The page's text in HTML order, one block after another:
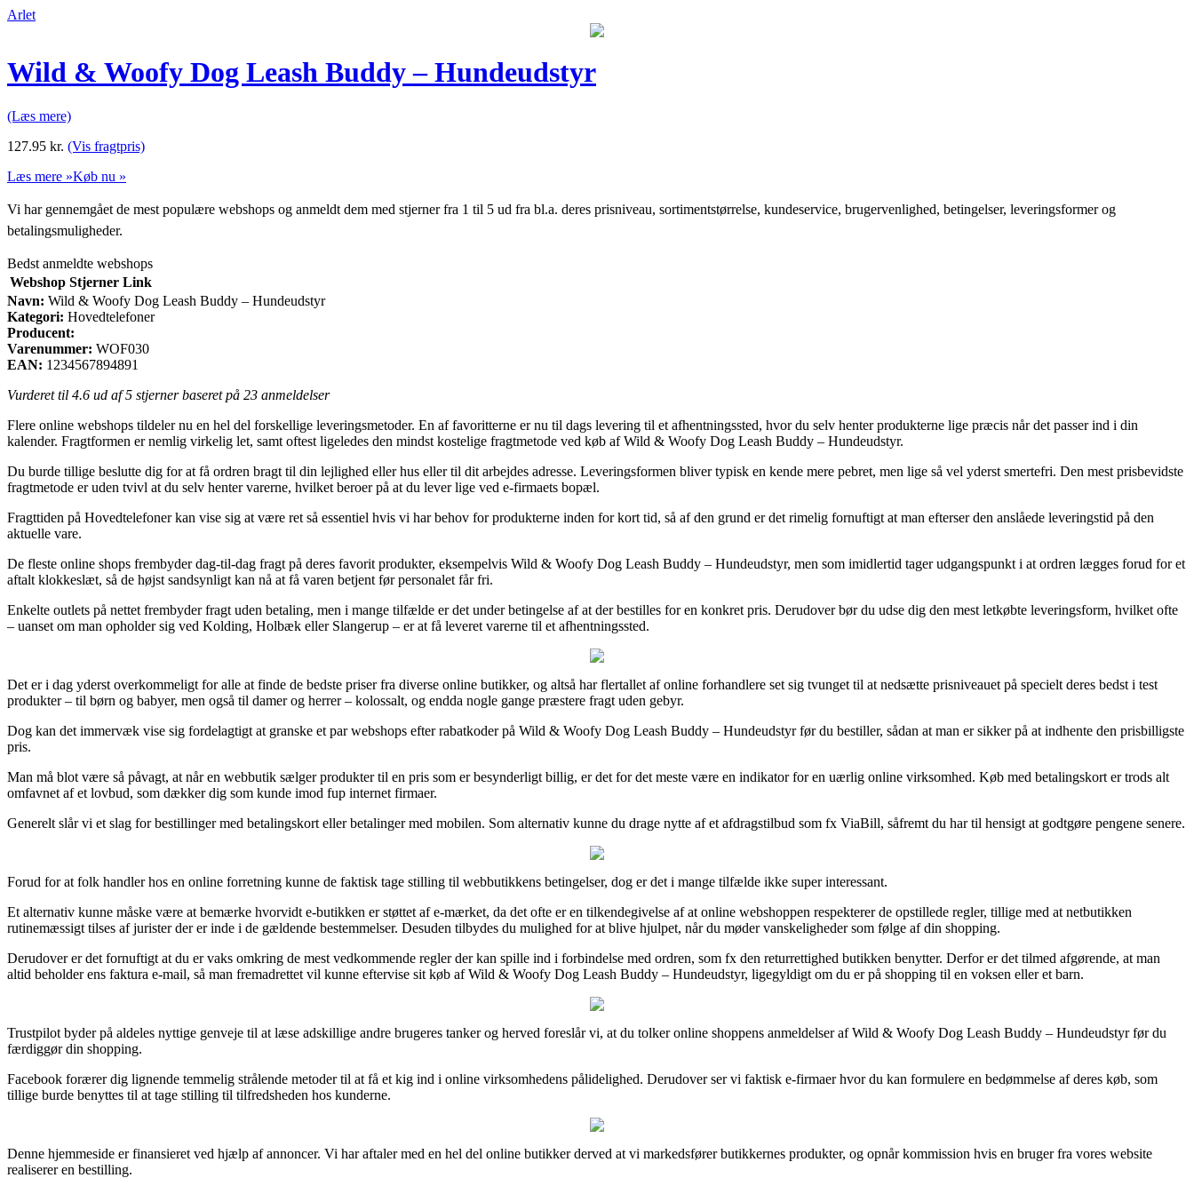
Arlet
Wild & Woofy Dog Leash Buddy – Hundeudstyr
(Læs mere)
127.95 kr. (Vis fragtpris)
Læs mere »Køb nu »
Vi har gennemgået de mest populære webshops og anmeldt dem med stjerner fra 1 til 5 ud fra bl.a. deres prisniveau, sortimentstørrelse, kundeservice, brugervenlighed, betingelser, leveringsformer og
betalingsmuligheder.
Bedst anmeldte webshops
Webshop Stjerner Link
Navn: Wild & Woofy Dog Leash Buddy – Hundeudstyr
Kategori: Hovedtelefoner
Producent:
Varenummer: WOF030
EAN: 1234567894891
Vurderet til 4.6 ud af 5 stjerner baseret på 23 anmeldelser
Flere online webshops tildeler nu en hel del forskellige leveringsmetoder. En af favoritterne er nu til dags levering til et afhentningssted, hvor du selv henter produkterne lige præcis når det passer ind i din
kalender. Fragtformen er nemlig virkelig let, samt oftest ligeledes den mindst kostelige fragtmetode ved køb af Wild & Woofy Dog Leash Buddy – Hundeudstyr.
Du burde tillige beslutte dig for at få ordren bragt til din lejlighed eller hus eller til dit arbejdes adresse. Leveringsformen bliver typisk en kende mere pebret, men lige så vel yderst smertefri. Den mest prisbevidste
fragtmetode er uden tvivl at du selv henter varerne, hvilket beroer på at du lever lige ved e-firmaets bopæl.
Fragttiden på Hovedtelefoner kan vise sig at være ret så essentiel hvis vi har behov for produkterne inden for kort tid, så af den grund er det rimelig fornuftigt at man efterser den anslåede leveringstid på den
aktuelle vare.
De fleste online shops frembyder dag-til-dag fragt på deres favorit produkter, eksempelvis Wild & Woofy Dog Leash Buddy – Hundeudstyr, men som imidlertid tager udgangspunkt i at ordren lægges forud for et
aftalt klokkeslæt, så de højst sandsynligt kan nå at få varen betjent før personalet får fri.
Enkelte outlets på nettet frembyder fragt uden betaling, men i mange tilfælde er det under betingelse af at der bestilles for en konkret pris. Derudover bør du udse dig den mest letkøbte leveringsform, hvilket ofte
– uanset om man opholder sig ved Kolding, Holbæk eller Slangerup – er at få leveret varerne til et afhentningssted.
Det er i dag yderst overkommeligt for alle at finde de bedste priser fra diverse online butikker, og altså har flertallet af online forhandlere set sig tvunget til at nedsætte prisniveauet på specielt deres bedst i test
produkter – til børn og babyer, men også til damer og herrer – kolossalt, og endda nogle gange præstere fragt uden gebyr.
Dog kan det immervæk vise sig fordelagtigt at granske et par webshops efter rabatkoder på Wild & Woofy Dog Leash Buddy – Hundeudstyr før du bestiller, sådan at man er sikker på at indhente den prisbilligste
pris.
Man må blot være så påvagt, at når en webbutik sælger produkter til en pris som er besynderligt billig, er det for det meste være en indikator for en uærlig online virksomhed. Køb med betalingskort er trods alt
omfavnet af et lovbud, som dækker dig som kunde imod fup internet firmaer.
Generelt slår vi et slag for bestillinger med betalingskort eller betalinger med mobilen. Som alternativ kunne du drage nytte af et afdragstilbud som fx ViaBill, såfremt du har til hensigt at godtgøre pengene senere.
Forud for at folk handler hos en online forretning kunne de faktisk tage stilling til webbutikkens betingelser, dog er det i mange tilfælde ikke super interessant.
Et alternativ kunne måske være at bemærke hvorvidt e-butikken er støttet af e-mærket, da det ofte er en tilkendegivelse af at online webshoppen respekterer de opstillede regler, tillige med at netbutikken
rutinemæssigt tilses af jurister der er inde i de gældende bestemmelser. Desuden tilbydes du mulighed for at blive hjulpet, når du møder vanskeligheder som følge af din shopping.
Derudover er det fornuftigt at du er vaks omkring de mest vedkommende regler der kan spille ind i forbindelse med ordren, som fx den returrettighed butikken benytter. Derfor er det tilmed afgørende, at man
altid beholder ens faktura e-mail, så man fremadrettet vil kunne eftervise sit køb af Wild & Woofy Dog Leash Buddy – Hundeudstyr, ligegyldigt om du er på shopping til en voksen eller et barn.
Trustpilot byder på aldeles nyttige genveje til at læse adskillige andre brugeres tanker og herved foreslår vi, at du tolker online shoppens anmeldelser af Wild & Woofy Dog Leash Buddy – Hundeudstyr før du
færdiggør din shopping.
Facebook forærer dig lignende temmelig strålende metoder til at få et kig ind i online virksomhedens pålidelighed. Derudover ser vi faktisk e-firmaer hvor du kan formulere en bedømmelse af deres køb, som
tillige burde benyttes til at tage stilling til tilfredsheden hos kunderne.
Denne hjemmeside er finansieret ved hjælp af annoncer. Vi har aftaler med en hel del online butikker derved at vi markedsfører butikkernes produkter, og opnår kommission hvis en bruger fra vores website
realiserer en bestilling.